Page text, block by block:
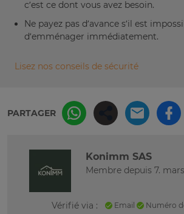
c’est ce dont vous avez besoin.
Ne payez pas d’avance s’il est
d’emménager immédiatement.
Lisez nos conseils de sécurité
PARTAGER
Konimm SAS
Membre depuis 7.
Vérifié via : Email Numéro